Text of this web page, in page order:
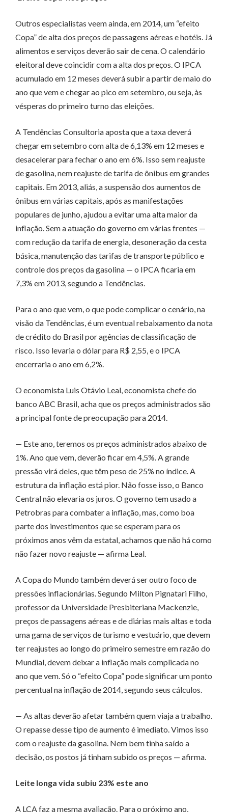
Outros especialistas veem ainda, em 2014, um “efeito
Copa” de alta dos preços de passagens aéreas e hotéis. Já
alimentos e serviços deverão sair de cena. O calendário
eleitoral deve coincidir com a alta dos preços. O IPCA
acumulado em 12 meses deverá subir a partir de maio do
ano que vem e chegar ao pico em setembro, ou seja, às
vésperas do primeiro turno das eleições.
A Tendências Consultoria aposta que a taxa deverá
chegar em setembro com alta de 6,13% em 12 meses e
desacelerar para fechar o ano em 6%. Isso sem reajuste
de gasolina, nem reajuste de tarifa de ônibus em grandes
capitais. Em 2013, aliás, a suspensão dos aumentos de
ônibus em várias capitais, após as manifestações
populares de junho, ajudou a evitar uma alta maior da
inflação. Sem a atuação do governo em várias frentes —
com redução da tarifa de energia, desoneração da cesta
básica, manutenção das tarifas de transporte público e
controle dos preços da gasolina — o IPCA ficaria em
7,3% em 2013, segundo a Tendências.
Para o ano que vem, o que pode complicar o cenário, na
visão da Tendências, é um eventual rebaixamento da nota
de crédito do Brasil por agências de classificação de
risco. Isso levaria o dólar para R$ 2,55, e o IPCA
encerraria o ano em 6,2%.
O economista Luis Otávio Leal, economista chefe do
banco ABC Brasil, acha que os preços administrados são
a principal fonte de preocupação para 2014.
— Este ano, teremos os preços administrados abaixo de
1%. Ano que vem, deverão ficar em 4,5%. A grande
pressão virá deles, que têm peso de 25% no índice. A
estrutura da inflação está pior. Não fosse isso, o Banco
Central não elevaria os juros. O governo tem usado a
Petrobras para combater a inflação, mas, como boa
parte dos investimentos que se esperam para os
próximos anos vêm da estatal, achamos que não há como
não fazer novo reajuste — afirma Leal.
A Copa do Mundo também deverá ser outro foco de
pressões inflacionárias. Segundo Milton Pignatari Filho,
professor da Universidade Presbiteriana Mackenzie,
preços de passagens aéreas e de diárias mais altas e toda
uma gama de serviços de turismo e vestuário, que devem
ter reajustes ao longo do primeiro semestre em razão do
Mundial, devem deixar a inflação mais complicada no
ano que vem. Só o “efeito Copa” pode significar um ponto
percentual na inflação de 2014, segundo seus cálculos.
— As altas deverão afetar também quem viaja a trabalho.
O repasse desse tipo de aumento é imediato. Vimos isso
com o reajuste da gasolina. Nem bem tinha saído a
decisão, os postos já tinham subido os preços — afirma.
Leite longa vida subiu 23% este ano
A LCA faz a mesma avaliação. Para o próximo ano,